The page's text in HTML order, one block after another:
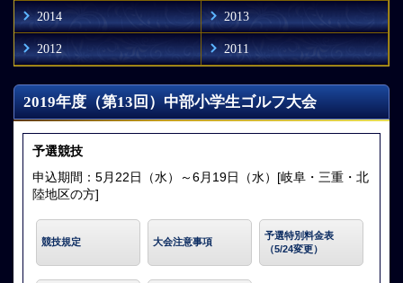
2014 2013
2012 2011
2019年度（第13回）中部小学生ゴルフ大会
予選競技
申込期間：5月22日（水）～6月19日（水）[岐阜・三重・北
陸地区の方]
競技規定 大会注意事項
予選特別料金表
（5/24変更）